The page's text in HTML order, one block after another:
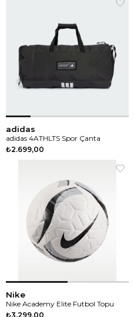
adidas
adidas 4ATHLTS Spor Çanta
₺2.699,00
Nike
Nike Academy Elite Futbol Topu
₺3.299,00